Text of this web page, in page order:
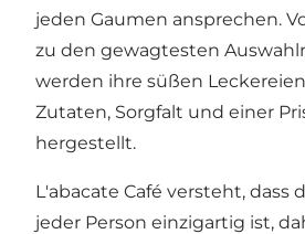
jeden Gaumen ansprechen.
zu den gewagtesten
werden ihre süßen
Zutaten, Sorgfalt und einer
hergestellt.
L'abacate Café versteht, dass
jeder Person einzigartig ist,